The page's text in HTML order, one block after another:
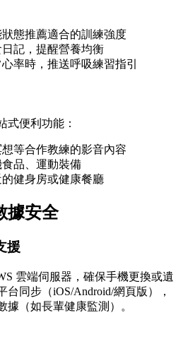
狀態推薦適合的訓練強度
日記，提醒營養均衡
心率時，推送呼吸練習指引
式便利功能：
想等合作教練的影音內容
食品、運動裝備
的健身房或健康餐廳
據安全
援
雲端伺服器，確保手機更換或遺
同步（iOS/Android/網頁版），
據（如長輩健康監測）。